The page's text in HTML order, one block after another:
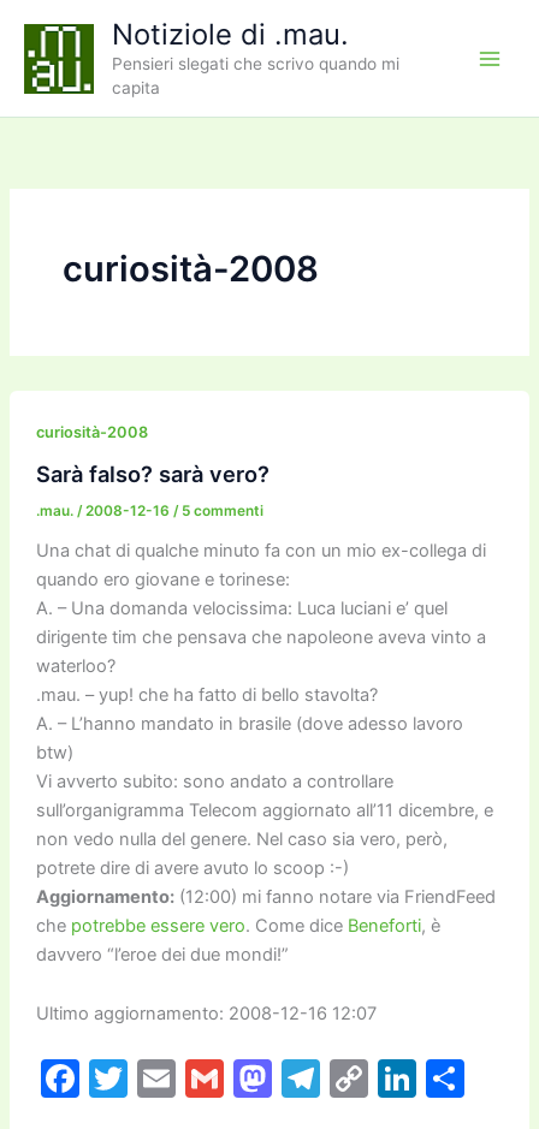
contenuto
Notiziole di .mau.
Pensieri slegati che scrivo quando mi
capita
curiosità-2008
curiosità-2008
Sarà falso? sarà vero?
.mau. /2008-12-16 / 5 commenti
Una chat di qualche minuto fa con un mio ex-collega di
quando ero giovane e torinese:
A. – Una domanda velocissima: Luca luciani e’ quel
dirigente tim che pensava che napoleone aveva vinto a
waterloo?
.mau. – yup! che ha fatto di bello stavolta?
A. – L’hanno mandato in brasile (dove adesso lavoro
btw)
Vi avverto subito: sono andato a controllare
sull’organigramma Telecom aggiornato all’11 dicembre, e
non vedo nulla del genere. Nel caso sia vero, però,
potrete dire di avere avuto lo scoop :-)
Aggiornamento:(12:00) mi fanno notare via FriendFeed
che potrebbe essere vero. Come dice Beneforti, è
davvero “l’eroe dei due mondi!”
Ultimo aggiornamento: 2008-12-16 12:07
F T E G M T C Li C